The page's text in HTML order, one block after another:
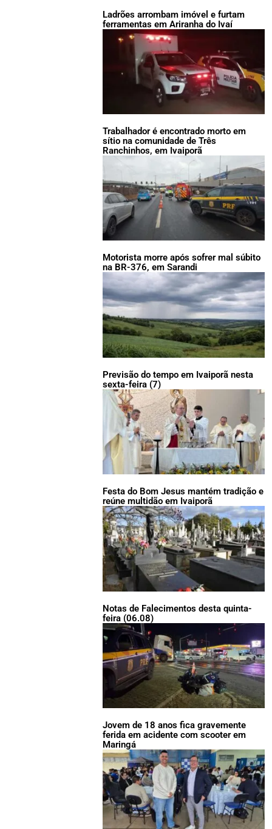
Ladrões arrombam imóvel e furtam
ferramentas em Ariranha do Ivaí
Trabalhador é encontrado morto em
sítio na comunidade de Três
Ranchinhos, em Ivaiporã
Motorista morre após sofrer mal súbito
na BR-376, em Sarandi
Previsão do tempo em Ivaiporã nesta
sexta-feira (7)
Festa do Bom Jesus mantém tradição e
reúne multidão em Ivaiporã
Notas de Falecimentos desta quinta-
feira (06.08)
Jovem de 18 anos fica gravemente
ferida em acidente com scooter em
Maringá